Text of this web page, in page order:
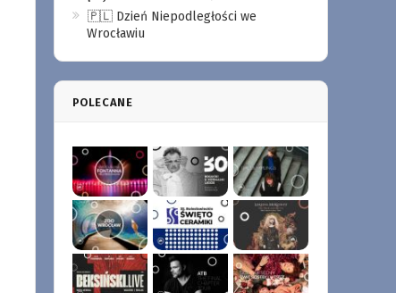
🇵🇱 Dzień Niepodległości we
Wrocławiu
POLECANE